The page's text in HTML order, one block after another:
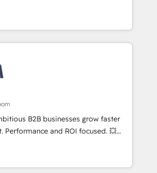
marketing (SEO, SEA,
marketing, ABM, IA,
CRM HubSpot réussies - 40
- 150 certifications HubSpot
marketing complexity into
growth. From onboarding to
campaigns, our in-house team
strategies that drive long-term
CMS, and automation setup •
migrations and data cleanups •
third-party integrations 📈 End-to-
• Lifecycle marketing and
programs • Sales enablement tools
• Retention strategies with
onboardings and 2,000+
• Deep expertise across marketing,
B2B businesses grow faster
Performance and ROI focused. 💥
HubSpot partner that can help you
We work with your teams to
challenges and improve user